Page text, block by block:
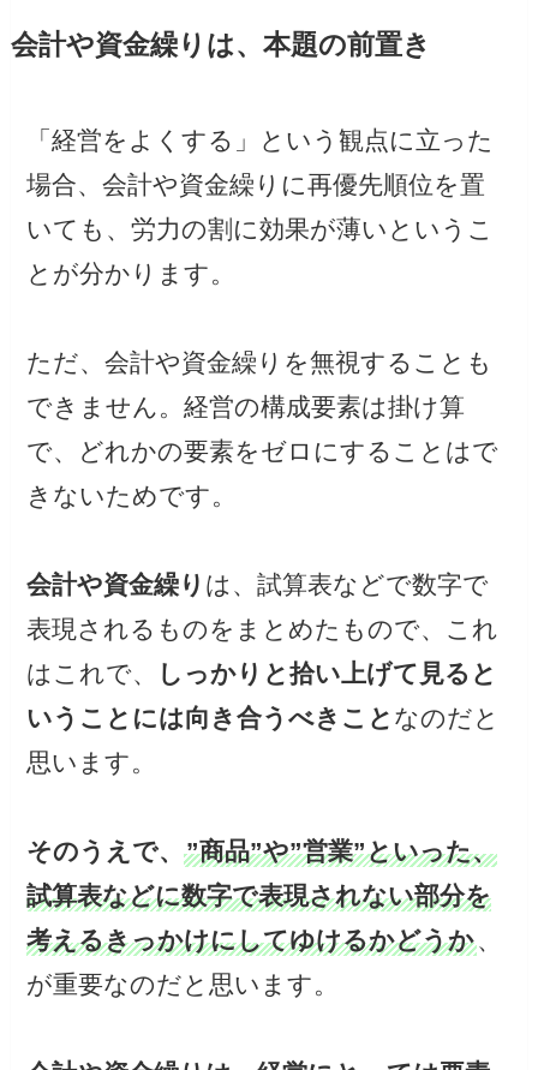
会計や資金繰りは、本題の前置き
「経営をよくする」という観点に立った
場合、会計や資金繰りに再優先順位を置
いても、労力の割に効果が薄いというこ
とが分かります。
ただ、会計や資金繰りを無視することも
できません。経営の構成要素は掛け算
で、どれかの要素をゼロにすることはで
きないためです。
会計や資金繰り は、試算表などで数字で
表現されるものをまとめたもので、これ
はこれで、
しっかりと拾い上げて見ると
いうことには向き合うべきこと なのだと
思います。
そのうえで、”商品”や”営業”といった、
試算表などに数字で表現されない部分を
考えるきっかけにしてゆけるかどうか、
が重要なのだと思います。